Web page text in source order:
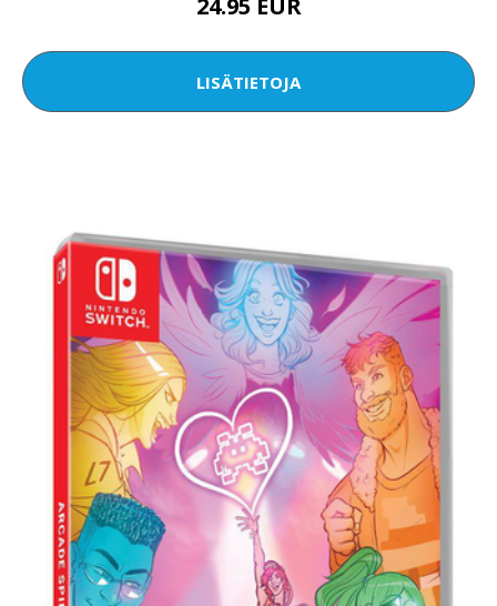
24.95 EUR
LISÄTIETOJA